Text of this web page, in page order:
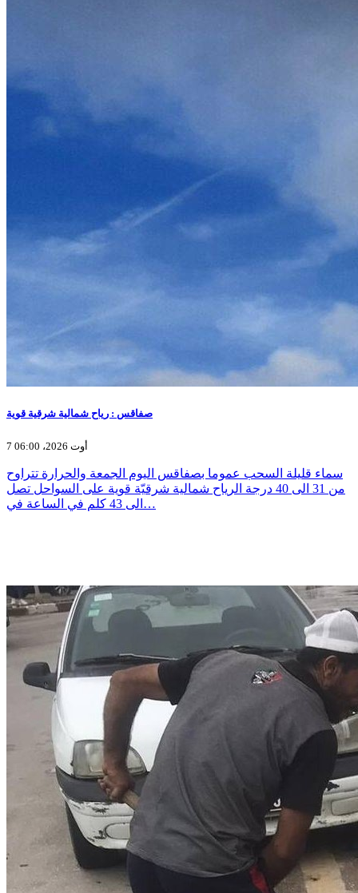
صفاقس : رياح شمالية شرقية قوية
7 أوت 2026، 06:00
سماء قليلة السحب عموما بصفاقس اليوم الجمعة والحرارة تتراوح
من 31 الى 40 درجة الرياح شمالية شرقيّة قوية على السواحل تصل
الى 43 كلم في الساعة في…